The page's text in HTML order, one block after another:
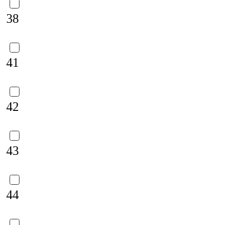
38
41
42
43
44